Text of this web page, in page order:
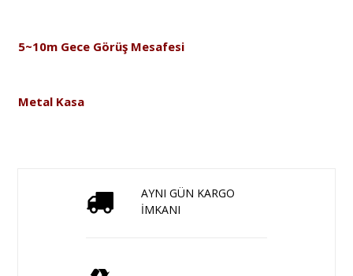
5~10m Gece Görüş Mesafesi
Metal Kasa
AYNI GÜN KARGO
İMKANI